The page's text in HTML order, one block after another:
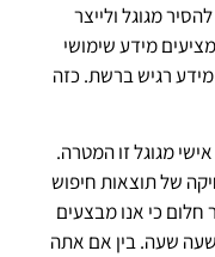
מגוגל ולייצר
מידע שימושי
רגיש ברשת. כזה
מגוגל זו המטרה.
של תוצאות חיפוש
חלום כי אנו מבצעים
שעה שעה. בין אם אתה